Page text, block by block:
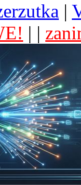
|
| |